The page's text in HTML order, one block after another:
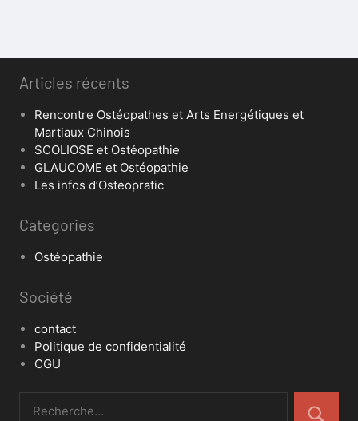
Articles récents
Rencontre Ostéopathes et Arts Energétiques et
Martiaux Chinois
SCOLIOSE et Ostéopathie
GLAUCOME et Ostéopathie
Les infos d’Osteopratic
Categories
Ostéopathie
Société
contact
Politique de confidentialité
CGU